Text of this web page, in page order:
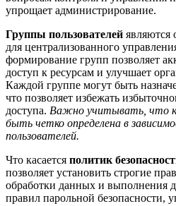
упрощает администрирование.
Группы пользователей являются
для централизованного
формирование групп позволяет
доступ к ресурсам и улучшает
Каждой группе могут быть
что позволяет избежать
доступа. Важно учитывать, что
быть четко определена в
пользователей.
Что касается политик
позволяет установить строгие
обработки данных и выполнения
правил парольной безопасности,